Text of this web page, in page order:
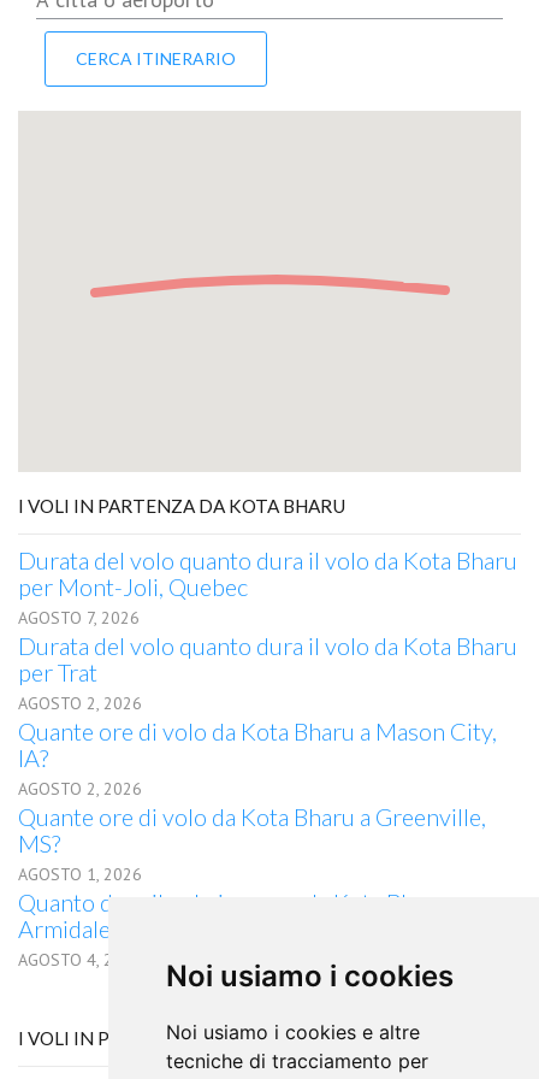
Noi usiamo i cookies
Noi usiamo i cookies e altre
tecniche di tracciamento per
I VOLI IN PARTENZA DA KOTA BHARU
Durata del volo quanto dura il volo da Kota Bharu
per Mont-Joli, Quebec
AGOSTO 7, 2026
Durata del volo quanto dura il volo da Kota Bharu
per Trat
AGOSTO 2, 2026
Quante ore di volo da Kota Bharu a Mason City,
IA?
AGOSTO 2, 2026
Quante ore di volo da Kota Bharu a Greenville,
MS?
AGOSTO 1, 2026
Quanto dura il volo in aereo da Kota Bharu a
Armidale, NSW
AGOSTO 4, 2026
I VOLI IN PARTENZA DA ACCRA